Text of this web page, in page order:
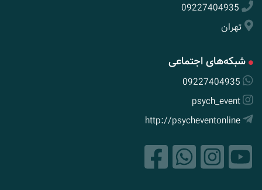
09227404935
تهران
شبکه‌های اجتماعی
09227404935
psych_event
http://psycheventonline